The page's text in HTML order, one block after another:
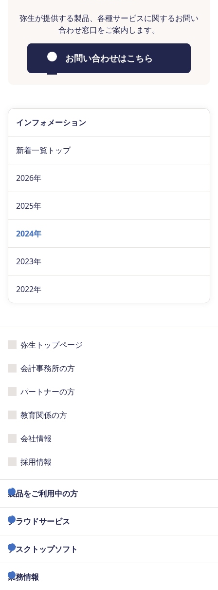
弥生が提供する製品、各種サービスに関するお問い
合わせ窓口をご案内します。
お問い合わせはこちら
インフォメーション
新着一覧トップ
2026年
2025年
2024年
2023年
2022年
弥生トップページ
会計事務所の方
パートナーの方
教育関係の方
会社情報
採用情報
製品をご利用中の方
クラウドサービス
デスクトップソフト
業務情報